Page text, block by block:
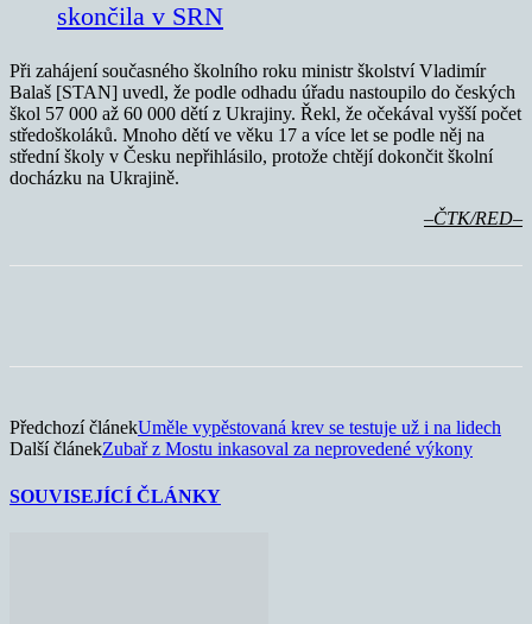
skončila v SRN
Při zahájení současného školního roku ministr školství Vladimír
Balaš [STAN] uvedl, že podle odhadu úřadu nastoupilo do českých
škol 57 000 až 60 000 dětí z Ukrajiny. Řekl, že očekával vyšší počet
středoškoláků. Mnoho dětí ve věku 17 a více let se podle něj na
střední školy v Česku nepřihlásilo, protože chtějí dokončit školní
docházku na Ukrajině.
–ČTK/RED–
Předchozí článekUměle vypěstovaná krev se testuje už i na lidech
Další článekZubař z Mostu inkasoval za neprovedené výkony
SOUVISEJÍCÍ ČLÁNKY